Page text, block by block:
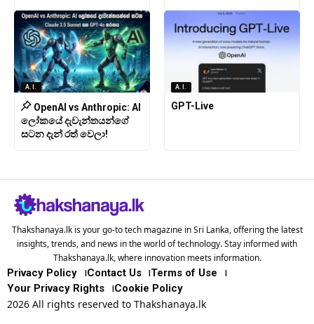
A.I.
OpenAI vs Anthropic: AI
ලෝකයේ දැවැන්තයන්ගේ
සටන දැන් රත් වෙලා!
A.I.
GPT-Live
Thakshanaya.lk is your go-to tech magazine in Sri Lanka, offering the latest
insights, trends, and news in the world of technology. Stay informed with
Thakshanaya.lk, where innovation meets information.
Privacy Policy Contact Us
Terms of Use
Your Privacy Rights
Cookie Policy
2026 All rights reserved to Thakshanaya.lk